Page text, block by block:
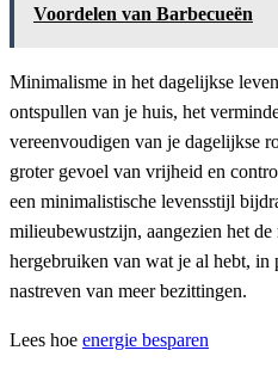
Voordelen van Barbecueën
Minimalisme in het dagelijkse
ontspullen van je huis, het
vereenvoudigen van je dagelijkse
groter gevoel van vrijheid en
een minimalistische levensstijl
milieubewustzijn, aangezien het
hergebruiken van wat je al hebt, in
nastreven van meer bezittingen.
Lees hoe energie besparen